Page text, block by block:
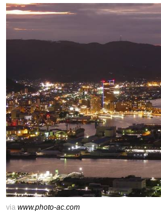
via www.photo-ac.com